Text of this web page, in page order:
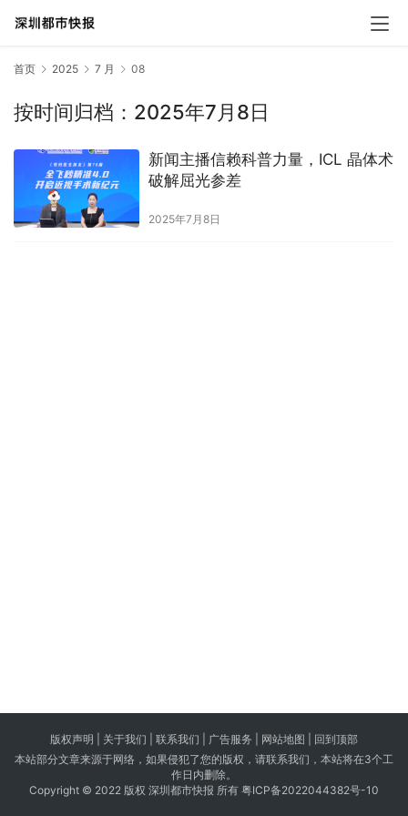
首页 2025 7 月 08
按时间归档：2025年7月8日
新闻主播信赖科普力量，ICL 晶体术
破解屈光参差
2025年7月8日
版权声明 | 关于我们 联系我们 | 广告服务 | 网站地图 | 回到顶部
本站部分文章来源于网络，如果侵犯了您的版权，请联系我们，本站将在3个工
作日内删除。
Copyright © 2022 版权 深圳都市快报 所有 粤ICP备2022044382号-10